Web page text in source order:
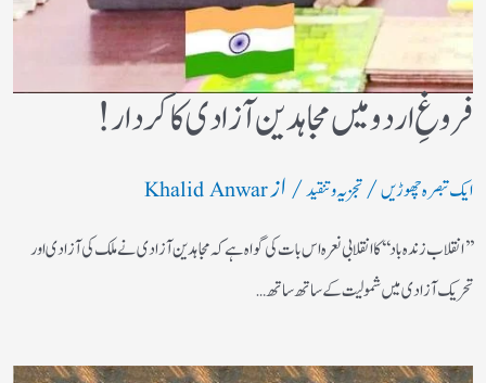
فروغِ اردو میں مجاہدین آزادی کا کردار!
ایک تبصرہ چھوڑیں/تجزیہ و تنقید/ ازKhalid Anwar
’’انقلاب زندہ باد‘‘کا انقلابی نعرہ اس بات کی گواہ ہے کہ مجاہدین آزادی نے ملک کی آزادی اور
تحریک آزادی میں شمولیت کے ساتھ ساتھ…